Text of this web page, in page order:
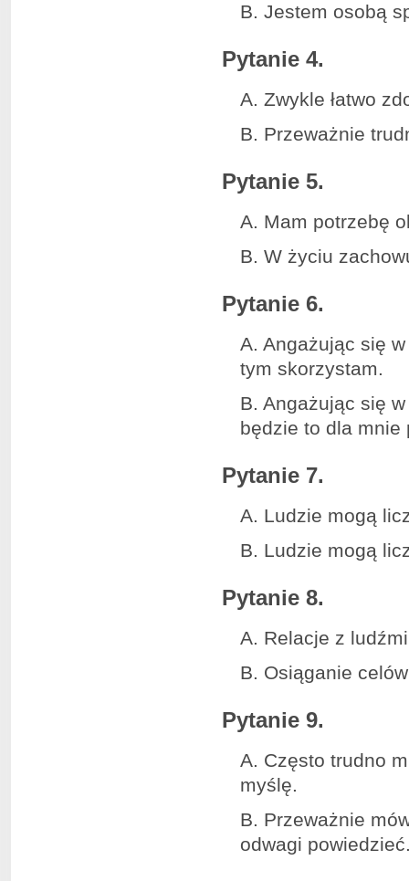
B. Jestem osobą
Pytanie 4.
A. Zwykle łatwo
B. Przeważnie
Pytanie 5.
A. Mam potrzebę
B. W życiu
Pytanie 6.
A. Angażując się
tym skorzystam.
B. Angażując się
będzie to dla mnie
Pytanie 7.
A. Ludzie mogą
B. Ludzie mogą
Pytanie 8.
A. Relacje z
B. Osiąganie
Pytanie 9.
A. Często trudno
myślę.
B. Przeważnie
odwagi